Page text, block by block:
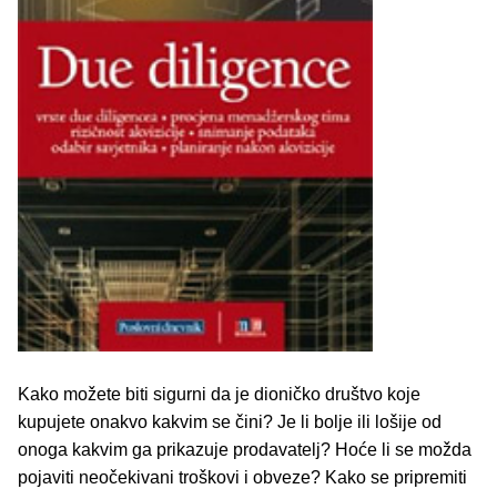
Kako možete biti sigurni da je dioničko društvo koje
kupujete onakvo kakvim se čini? Je li bolje ili lošije od
onoga kakvim ga prikazuje prodavatelj? Hoće li se možda
pojaviti neočekivani troškovi i obveze? Kako se pripremiti